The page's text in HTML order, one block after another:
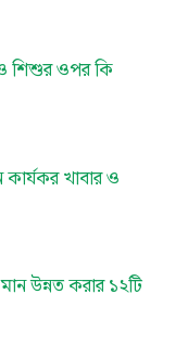
ও শিশুর ওপর কি
খাবার ও
উন্নত করার ১২টি